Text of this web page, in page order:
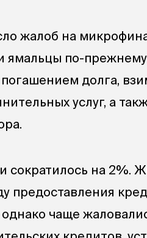
жалоб на
по-прежнему
долга,
услуг, а
сократилось на 2%.
предоставления
однако чаще